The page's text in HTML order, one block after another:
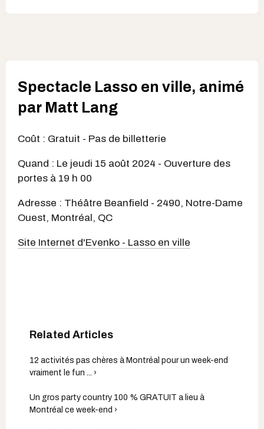
Spectacle Lasso en ville, animé
par Matt Lang
Coût : Gratuit - Pas de billetterie
Quand : Le jeudi 15 août 2024 - Ouverture des
portes à 19 h 00
Adresse : Théâtre Beanfield - 2490, Notre-Dame
Ouest, Montréal, QC
Site Internet d'Evenko - Lasso en ville
12 activités pas chères à Montréal pour un week-end
vraiment le fun ... ›
Un gros party country 100 % GRATUIT a lieu à
Montréal ce week-end ›